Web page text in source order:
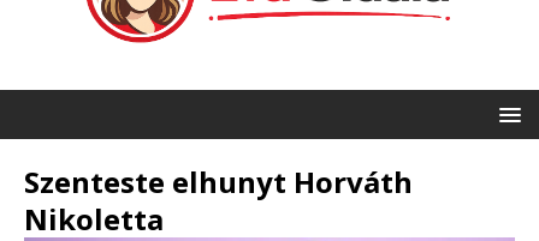
Szenteste elhunyt Horváth
Nikoletta